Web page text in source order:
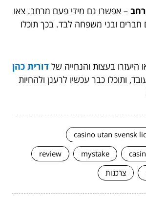
– אפשרו גם מידי פעם מרחב. צאו
חברים ובני משפחה לבד. בכך תוכלו
בעצות והנחייה של דורית כהן
ותוכלו כבר עכשיו לרענן ולהחיות
casino utan svensk
mystake
review
צרכנות